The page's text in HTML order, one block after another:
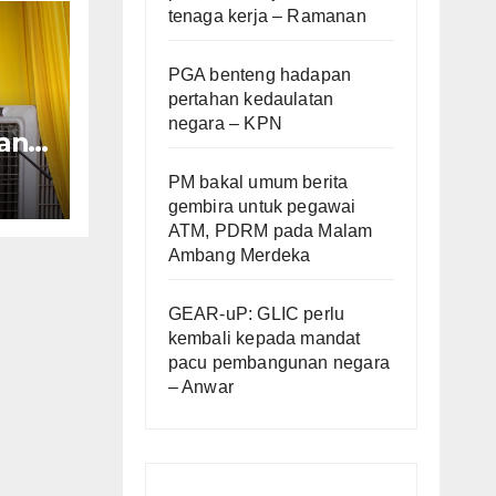
tenaga kerja – Ramanan
PGA benteng hadapan
pertahan kedaulatan
negara – KPN
PM bakal umum berita
gembira untuk pegawai
ATM, PDRM pada Malam
Ambang Merdeka
GEAR-uP: GLIC perlu
kembali kepada mandat
pacu pembangunan negara
– Anwar